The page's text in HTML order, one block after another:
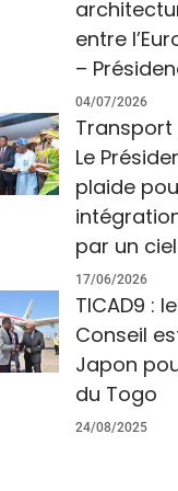
entre
–
04/07/2026
Transport
Le
plaide
par un
17/06/2026
TICAD9 :
Conseil
Japon
du Togo
24/08/2025